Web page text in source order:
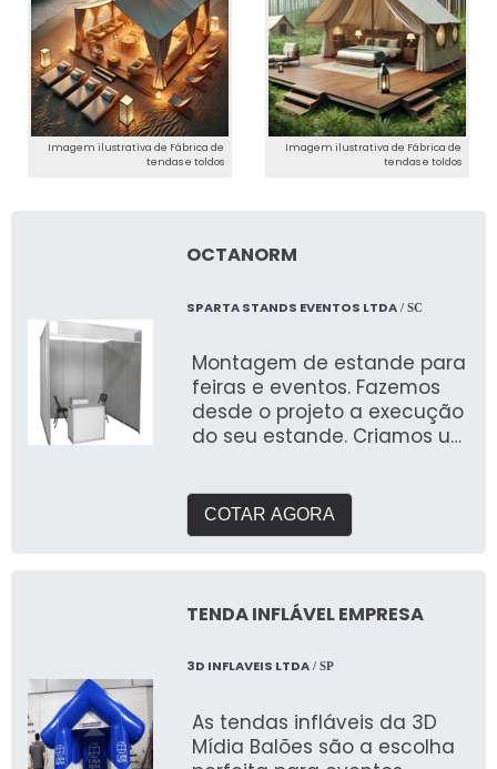
Imagem ilustrativa de Fábrica de
tendas e toldos
Imagem ilustrativa de Fábrica de
tendas e toldos
OCTANORM
SPARTA STANDS EVENTOS LTDA/ SC
Montagem de estande para
feiras e eventos. Fazemos
desde o projeto a execução
do seu estande. Criamos um
necessidades e entregar o
que buscam expor em
para garantir a qualidade
COTAR AGORA
TENDA INFLÁVEL EMPRESA
3D INFLAVEIS LTDA/ SP
As tendas infláveis da 3D
Mídia Balões são a escolha